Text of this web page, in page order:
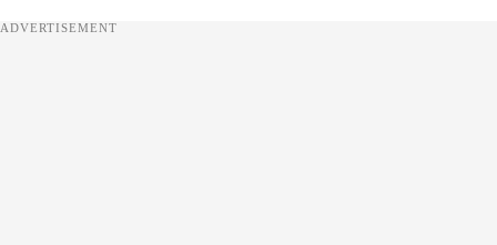
ADVERTISEMENT